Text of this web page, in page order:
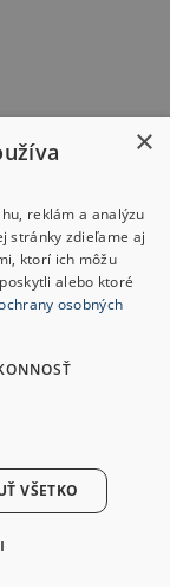
×
reklám a analýzu
stránky zdieľame aj
ktorí ich môžu
alebo ktoré
osobných
VŠETKO